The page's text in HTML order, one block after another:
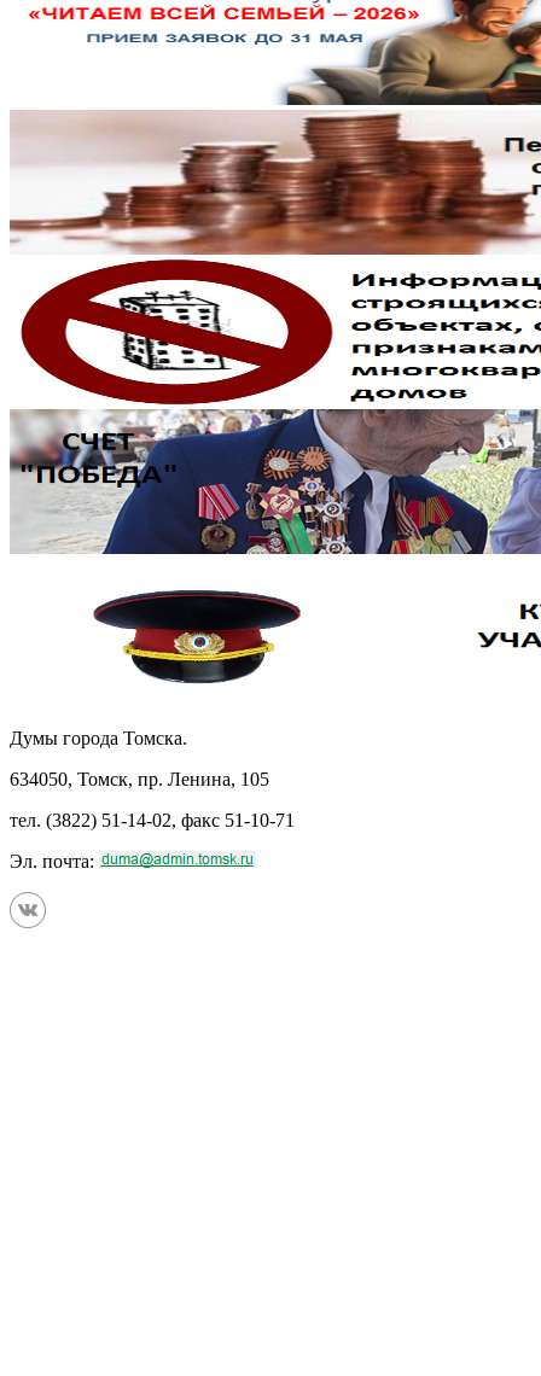
Думы города Томска.
634050, Томск, пр. Ленина, 105
тел. (3822) 51-14-02, факс 51-10-71
Эл. почта: